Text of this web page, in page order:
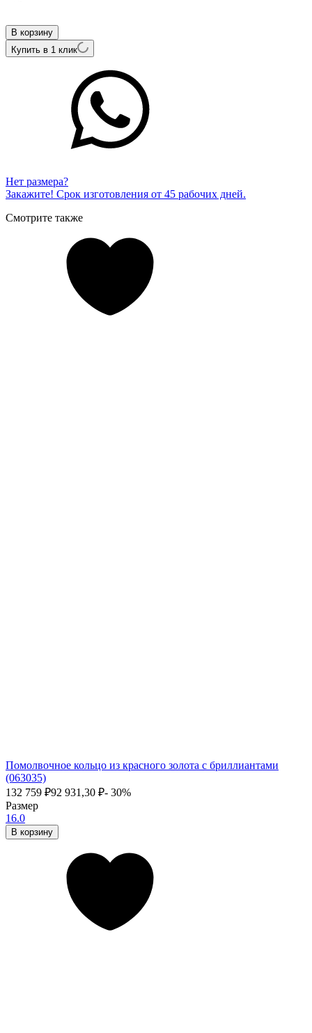
В корзину
Купить в 1 клик
Нет размера?
Закажите! Срок изготовления от 45 рабочих дней.
Смотрите также
Помолвочное кольцо из красного золота с бриллиантами
(063035)
132 759 ₽92 931,30 ₽- 30%
Размер
16.0
В корзину